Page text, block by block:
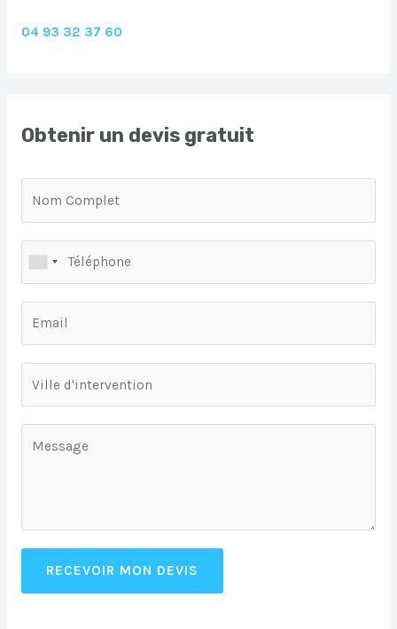
04 93 32 37 60
Obtenir un devis gratuit
RECEVOIR MON DEVIS